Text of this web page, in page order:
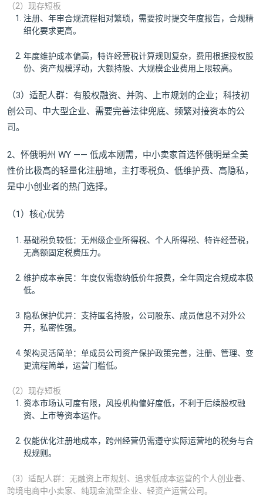
（2）现存短板
注册、年审合规流程相对繁琐，需要按时提交年度报告，合规精
细化要求更高。
年度维护成本偏高，特许经营税计算规则复杂，费用根据授权股
份、资产规模浮动，大额持股、大规模企业费用上限较高。
（3）适配人群：有股权融资、并购、上市规划的企业；科技初
创公司、中大型企业、需要完善法律兜底、频繁对接资本的公
司。
2、怀俄明州 WY —— 低成本刚需，中小卖家首选怀俄明是全美
性价比极高的轻量化注册地，主打零税负、低维护费、高隐私，
是中小创业者的热门选择。
（1）核心优势
基础税负较低：无州级企业所得税、个人所得税、特许经营税，
无高额固定税费压力。
维护成本亲民：年度仅需缴纳低价年报费，全年固定合规成本极
低。
隐私保护优异：支持匿名持股，公司股东、成员信息不对外公
开，私密性强。
架构灵活简单：单成员公司资产保护政策完善，注册、管理、变
更流程简单，运营门槛低。
（2）现存短板
资本市场认可度有限，风投机构偏好度低，不利于后续股权融
资、上市等资本运作。
仅能优化注册地成本，跨州经营仍需遵守实际运营地的税务与合
规规则。
（3）适配人群：无融资上市规划、追求低成本运营的个人创业者、
跨境电商中小卖家、纯现金流型企业、轻资产运营公司。